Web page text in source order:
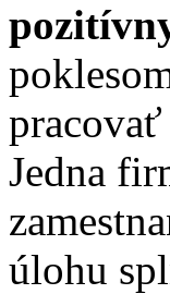
pracovať
Jedna
úlohu